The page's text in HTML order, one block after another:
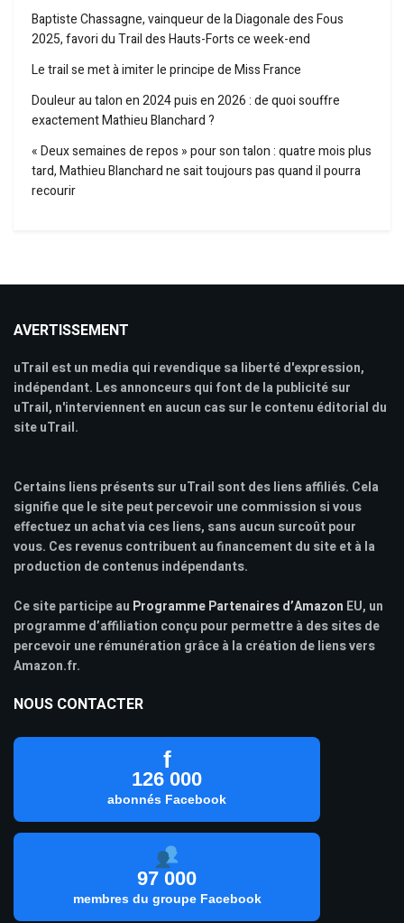
Baptiste Chassagne, vainqueur de la Diagonale des Fous
2025, favori du Trail des Hauts-Forts ce week-end
Le trail se met à imiter le principe de Miss France
Douleur au talon en 2024 puis en 2026 : de quoi souffre
exactement Mathieu Blanchard ?
« Deux semaines de repos » pour son talon : quatre mois plus
tard, Mathieu Blanchard ne sait toujours pas quand il pourra
recourir
AVERTISSEMENT
uTrail est un media qui revendique sa liberté d'expression,
indépendant. Les annonceurs qui font de la publicité sur
uTrail, n'interviennent en aucun cas sur le contenu éditorial du
site uTrail.
Certains liens présents sur uTrail sont des liens affiliés. Cela
signifie que le site peut percevoir une commission si vous
effectuez un achat via ces liens, sans aucun surcoût pour
vous. Ces revenus contribuent au financement du site et à la
production de contenus indépendants.
Ce site participe au Programme Partenaires d’Amazon EU, un
programme d’affiliation conçu pour permettre à des sites de
percevoir une rémunération grâce à la création de liens vers
Amazon.fr.
NOUS CONTACTER
f
126 000
abonnés Facebook
97 000
membres du groupe Facebook